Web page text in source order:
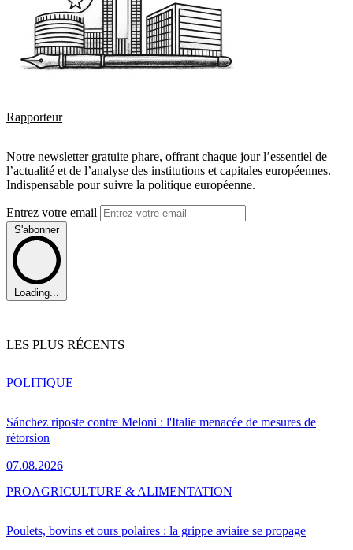
Rapporteur
Notre newsletter gratuite phare, offrant chaque jour l’essentiel de
l’actualité et de l’analyse des institutions et capitales européennes.
Indispensable pour suivre la politique européenne.
Entrez votre email
S'abonner
Loading...
LES PLUS RÉCENTS
Sánchez riposte contre Meloni : l'Italie menacée de mesures de
rétorsion
07.08.2026
POLITIQUE
Poulets, bovins et ours polaires : la grippe aviaire se propage
PROAGRICULTURE & ALIMENTATION